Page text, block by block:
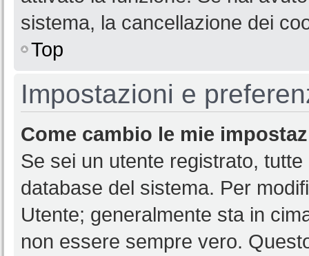
sistema, la cancellazione dei
Top
Impostazioni e
Come cambio le mie
Se sei un utente registrato,
database del sistema. Per
Utente; generalmente sta in
non essere sempre vero.